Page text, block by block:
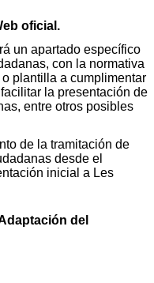
oficial.
un apartado específico
con la normativa
plantilla a cumplimentar
la presentación de
entre otros posibles
de la tramitación de
desde el
inicial a Les
del